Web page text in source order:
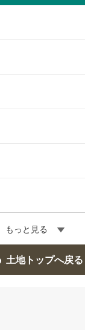
もっと見る
土地トップへ戻る